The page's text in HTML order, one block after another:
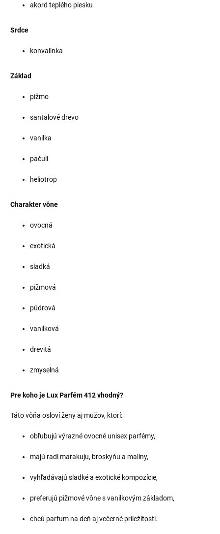
akord teplého piesku
Srdce
konvalinka
Základ
pižmo
santalové drevo
vanilka
pačuli
heliotrop
Charakter vône
ovocná
exotická
sladká
pižmová
púdrová
vanilková
drevitá
zmyselná
Pre koho je Lux Parfém 412 vhodný?
Táto vôňa osloví ženy aj mužov, ktorí:
obľubujú výrazné ovocné unisex parfémy,
majú radi marakuju, broskyňu a maliny,
vyhľadávajú sladké a exotické kompozície,
preferujú pižmové vône s vanilkovým základom,
chcú parfum na deň aj večerné príležitosti.